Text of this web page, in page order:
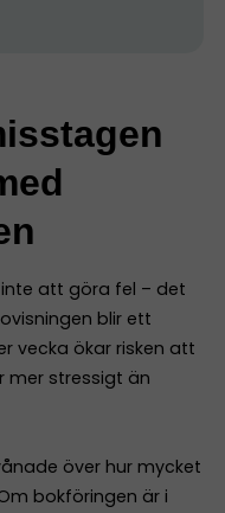
att göra fel – det
blir ett
vecka ökar risken att
mer stressigt än
över hur mycket
bokföringen är i